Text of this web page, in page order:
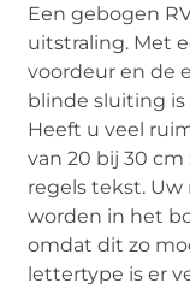
Een gebogen
uitstraling. Met
voordeur en de
blinde sluiting is
Heeft u veel
van 20 bij 30 cm
regels tekst.
worden in het
omdat dit zo
lettertype is er